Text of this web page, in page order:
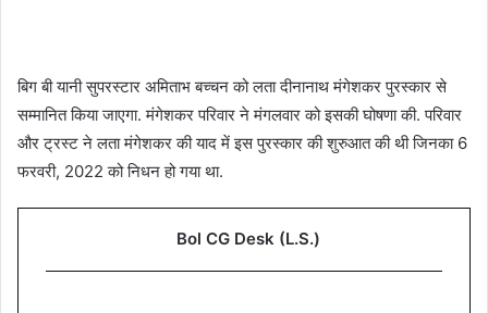
बिग बी यानी सुपरस्टार अमिताभ बच्चन को लता दीनानाथ मंगेशकर पुरस्कार से
सम्मानित किया जाएगा. मंगेशकर परिवार ने मंगलवार को इसकी घोषणा की. परिवार
और ट्रस्ट ने लता मंगेशकर की याद में इस पुरस्कार की शुरुआत की थी जिनका 6
फरवरी, 2022 को निधन हो गया था.
Bol CG Desk (L.S.)